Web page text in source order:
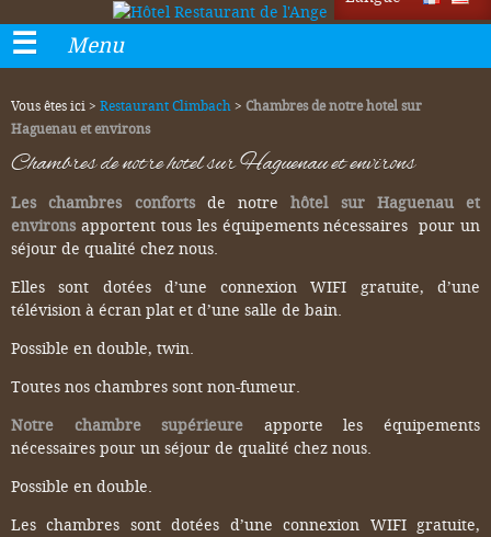
Menu
Vous êtes ici > Restaurant Climbach > Chambres de notre hotel sur
Haguenau et environs
Chambres de notre hotel sur Haguenau et environs
Les chambres confortsde notre hôtel sur Haguenau et
environsapportent tous les équipements nécessaires pour un
séjour de qualité chez nous.
Elles sont dotées d’une connexion WIFI gratuite, d’une
télévision à écran plat et d’une salle de bain.
Possible en double, twin.
Toutes nos chambres sont non-fumeur.
Notre chambre supérieure apporte les équipements
nécessaires pour un séjour de qualité chez nous.
Possible en double.
Les chambres sont dotées d’une connexion WIFI gratuite,